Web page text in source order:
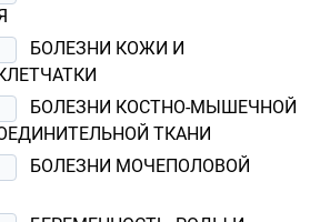
БОЛЕЗНИ КОЖИ И
БОЛЕЗНИ КОСТНО-МЫШЕЧНОЙ
ТКАНИ
БОЛЕЗНИ МОЧЕПОЛОВОЙ